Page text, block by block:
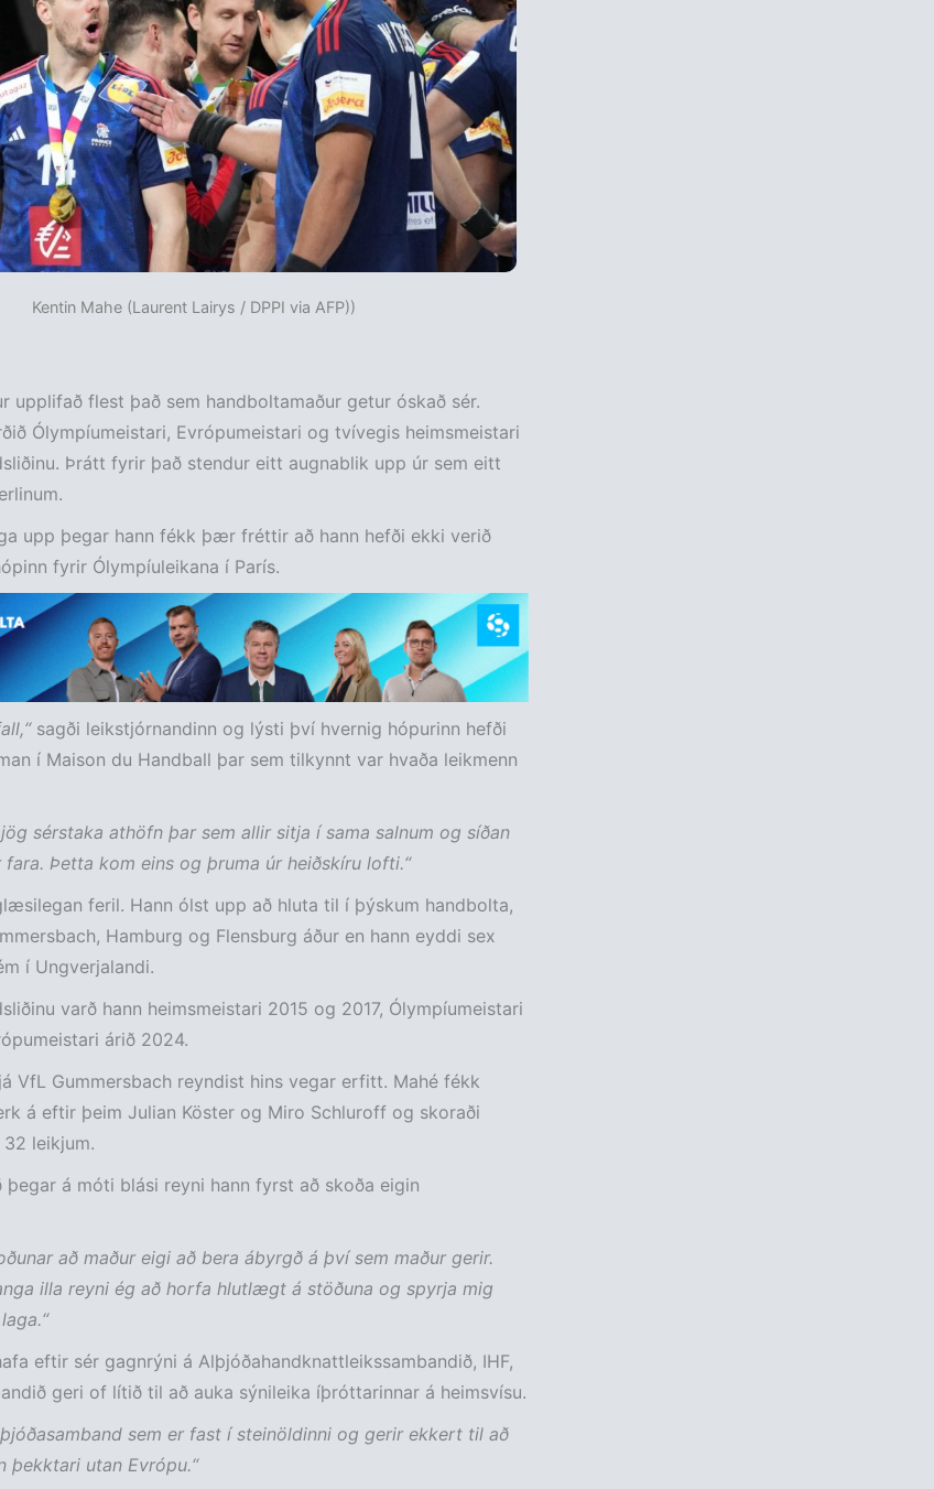
Kentin Mahe (Laurent Lairys / DPPI via AFP))
upplifað flest það sem handboltamaður getur óskað sér.
Ólympíumeistari, Evrópumeistari og tvívegis heimsmeistari
Þrátt fyrir það stendur eitt augnablik upp úr sem eitt
upp þegar hann fékk þær fréttir að hann hefði ekki verið
fyrir Ólympíuleikana í París.
sagði leikstjórnandinn og lýsti því hvernig hópurinn hefði
í Maison du Handball þar sem tilkynnt var hvaða leikmenn
sérstaka athöfn þar sem allir sitja í sama salnum og síðan
Þetta kom eins og þruma úr heiðskíru lofti.“
feril. Hann ólst upp að hluta til í þýskum handbolta,
Hamburg og Flensburg áður en hann eyddi sex
í Ungverjalandi.
varð hann heimsmeistari 2015 og 2017, Ólympíumeistari
árið 2024.
VfL Gummersbach reyndist hins vegar erfitt. Mahé fékk
á eftir þeim Julian Köster og Miro Schluroff og skoraði
leikjum.
þegar á móti blási reyni hann fyrst að skoða eigin
að maður eigi að bera ábyrgð á því sem maður gerir.
illa reyni ég að horfa hlutlægt á stöðuna og spyrja mig
eftir sér gagnrýni á Alþjóðahandknattleikssambandið, IHF,
geri of lítið til að auka sýnileika íþróttarinnar á heimsvísu.
sem er fast í steinöldinni og gerir ekkert til að
þekktari utan Evrópu.“